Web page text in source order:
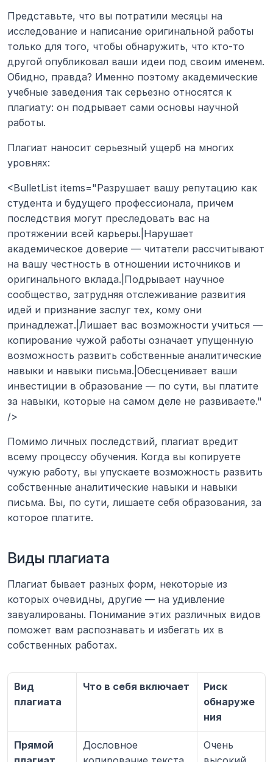
Представьте, что вы потратили месяцы на
исследование и написание оригинальной работы
только для того, чтобы обнаружить, что кто-то
другой опубликовал ваши идеи под своим именем.
Обидно, правда? Именно поэтому академические
учебные заведения так серьезно относятся к
плагиату: он подрывает сами основы научной
работы.
Плагиат наносит серьезный ущерб на многих
уровнях:
<BulletList items="Разрушает вашу репутацию как
студента и будущего профессионала, причем
последствия могут преследовать вас на
протяжении всей карьеры.|Нарушает
академическое доверие — читатели рассчитывают
на вашу честность в отношении источников и
оригинального вклада.|Подрывает научное
сообщество, затрудняя отслеживание развития
идей и признание заслуг тех, кому они
принадлежат.|Лишает вас возможности учиться —
копирование чужой работы означает упущенную
возможность развить собственные аналитические
навыки и навыки письма.|Обесценивает ваши
инвестиции в образование — по сути, вы платите
за навыки, которые на самом деле не развиваете."
/>
Помимо личных последствий, плагиат вредит
всему процессу обучения. Когда вы копируете
чужую работу, вы упускаете возможность развить
собственные аналитические навыки и навыки
письма. Вы, по сути, лишаете себя образования, за
которое платите.
Виды плагиата
Плагиат бывает разных форм, некоторые из
которых очевидны, другие — на удивление
завуалированы. Понимание этих различных видов
поможет вам распознавать и избегать их в
собственных работах.
Вид
плагиата
Что в себя включает
Риск
обнаруже
ния
Прямой
Дословное
Очень